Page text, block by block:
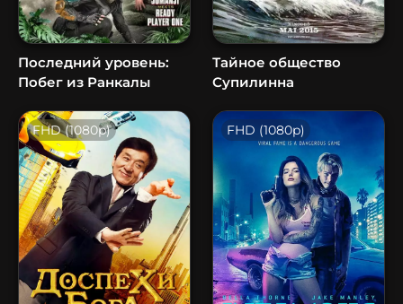
Последний уровень:
Побег из Ранкалы
Тайное общество
Супилинна
FHD (1080p) FHD (1080p)